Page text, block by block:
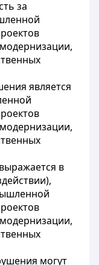
за
является
в
могут